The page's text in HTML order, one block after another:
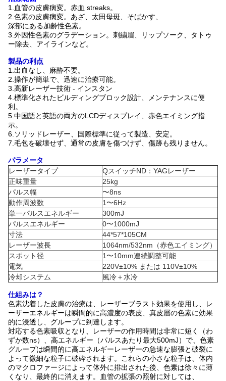
1.血管の皮膚病変。赤血 streaks。
2.色素の皮膚病変。あざ、太田母斑、そばかす、
深部にある加齢性色素。
3.外因性色素のグラデーション。刺繍眉、リップソーク、タトゥ
ー除去、アイラインなど。
製品の利点
1.出血なし、麻酔不要。
2.操作が簡単で、迅速に治療可能。
3.高新レーザー技術 - インスタン
4.標準化されたビルディングブロック設計、メンテナンスに便
利。
5.中国語と英語の両方のLCDディスプレイ、赤色エイミング指
示。
6.ソリッドレーザー、国際標準に従って製造、安定。
7.毛包を破壊せず、通常の皮膚を傷つけず、傷跡も残りません。
パラメータ
レーザータイプ
QスイッチND：YAGレーザー
正味重量
25kg
パルス幅
〜8ns
動作周波数
1〜6Hz
単一パルスエネルギー
300mJ
パルスエネルギー
0〜1000mJ
寸法
44*57*105CM
レーザー波長
1064nm/532nm（赤色エイミング）
スポット径
1〜10mm連続調整可能
電気
220V±10% または 110V±10%
冷却システム
風冷＋水冷
仕組みは？
色素沈着した皮膚の治療は、レーザーブラスト効果を使用し、レ
ーザーエネルギーは瞬間的に高濃度の表皮、真皮層の色素に効果
的に浸透し、グループに到達します。
対応する色素吸収となり、レーザーの作用時間は非常に短く（わ
ずか数ns）、高エネルギー（パルスあたり最大500mJ）で、色素
グループは瞬間的に高エネルギーレーザーの急速な膨張と破裂に
よって微細な粒子に破砕されます。これらの小さな粒子は、体内
のマクロファージによって体外に排出された後、色素は徐々に薄
くなり、最終的に消えます。血管の拡張の照射に対しては、